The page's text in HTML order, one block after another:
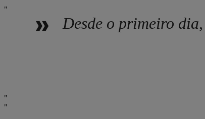
Desde o primeiro